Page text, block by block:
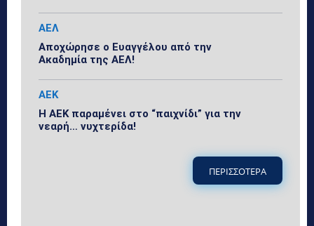
ΑΕΛ
Αποχώρησε ο Ευαγγέλου από την
Ακαδημία της ΑΕΛ!
ΑΕΚ
Η ΑΕΚ παραμένει στο “παιχνίδι” για την
νεαρή… νυχτερίδα!
ΠΕΡΙΣΣΟΤΕΡΑ